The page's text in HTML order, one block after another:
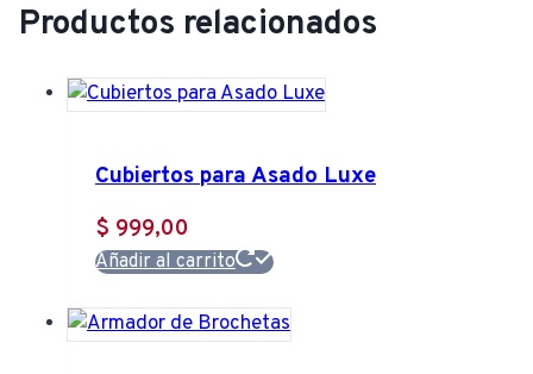
Productos relacionados
Cubiertos para Asado Luxe
$ 999,00
Añadir al carrito